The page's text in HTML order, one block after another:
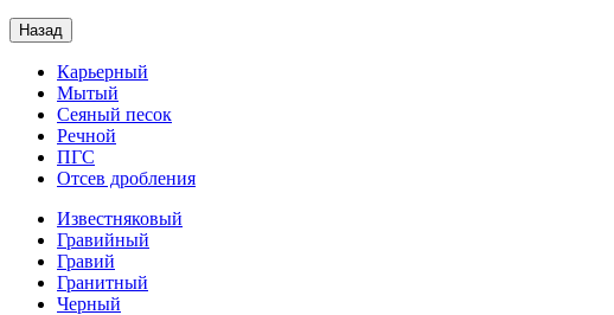
Назад
Карьерный
Мытый
Сеяный песок
Речной
ПГС
Отсев дробления
Известняковый
Гравийный
Гравий
Гранитный
Черный